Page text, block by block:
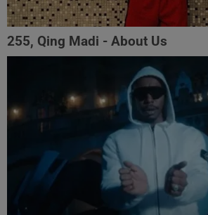
255, Qing Madi - About Us